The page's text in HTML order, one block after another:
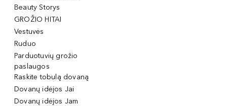
Beauty Storys
GROŽIO HITAI
Vestuvės
Ruduo
Parduotuvių grožio
paslaugos
Raskite tobulą dovaną
Dovanų idėjos Jai
Dovanų idėjos Jam